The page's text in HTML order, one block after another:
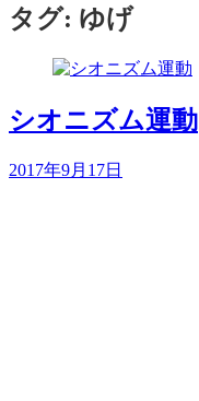
タグ: ゆげ
シオニズム運動
2017年9月17日